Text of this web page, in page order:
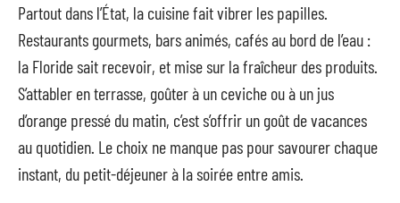
Partout dans l’État, la cuisine fait vibrer les papilles.
Restaurants gourmets, bars animés, cafés au bord de l’eau :
la Floride sait recevoir, et mise sur la fraîcheur des produits.
S’attabler en terrasse, goûter à un ceviche ou à un jus
d’orange pressé du matin, c’est s’offrir un goût de vacances
au quotidien. Le choix ne manque pas pour savourer chaque
instant, du petit-déjeuner à la soirée entre amis.